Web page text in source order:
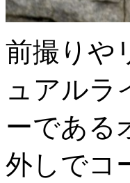
前撮りや
ュアルラ
ーである
外しでコ